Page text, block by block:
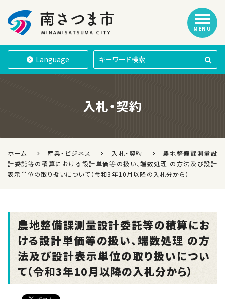
南さつま市
Language
MENU
入札・契約
ホーム 産業・ビジネス 入札・契約
農地整備課測量設
計委託等の積算における設計単価等の扱い、端数処理 の方法及び設計
表示単位の取り扱いについて（令和3年10月以降の入札分から）
農地整備課測量設計委託等の積算にお
ける設計単価等の扱い、端数処理 の方
法及び設計表示単位の取り扱いについ
て（令和3年10月以降の入札分から）